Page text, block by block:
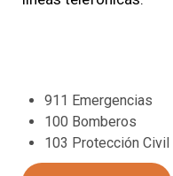
911 Emergencias
100 Bomberos
103 Protección Civil